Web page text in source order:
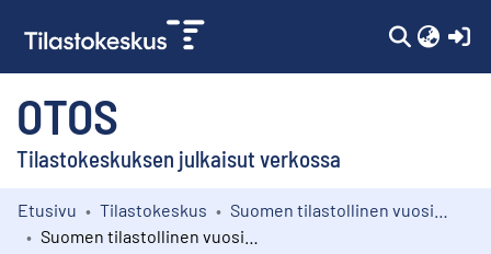
OTOS
Tilastokeskuksen julkaisut verkossa
Kokoelmat
Etusivu Tilastokeskus